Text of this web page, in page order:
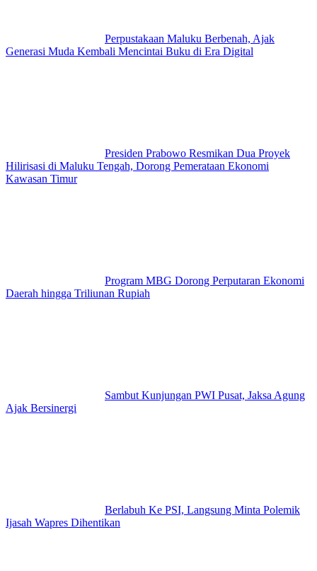
Perpustakaan Maluku Berbenah, Ajak
Generasi Muda Kembali Mencintai Buku di Era Digital
Presiden Prabowo Resmikan Dua Proyek
Hilirisasi di Maluku Tengah, Dorong Pemerataan Ekonomi
Kawasan Timur
Program MBG Dorong Perputaran Ekonomi
Daerah hingga Triliunan Rupiah
Sambut Kunjungan PWI Pusat, Jaksa Agung
Ajak Bersinergi
Berlabuh Ke PSI, Langsung Minta Polemik
Ijasah Wapres Dihentikan